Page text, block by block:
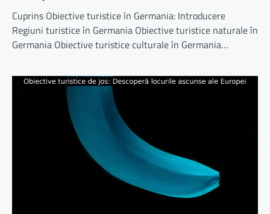
Cuprins Obiective turistice în Germania: Introducere
Regiuni turistice în Germania Obiective turistice naturale în
Germania Obiective turistice culturale în Germania…